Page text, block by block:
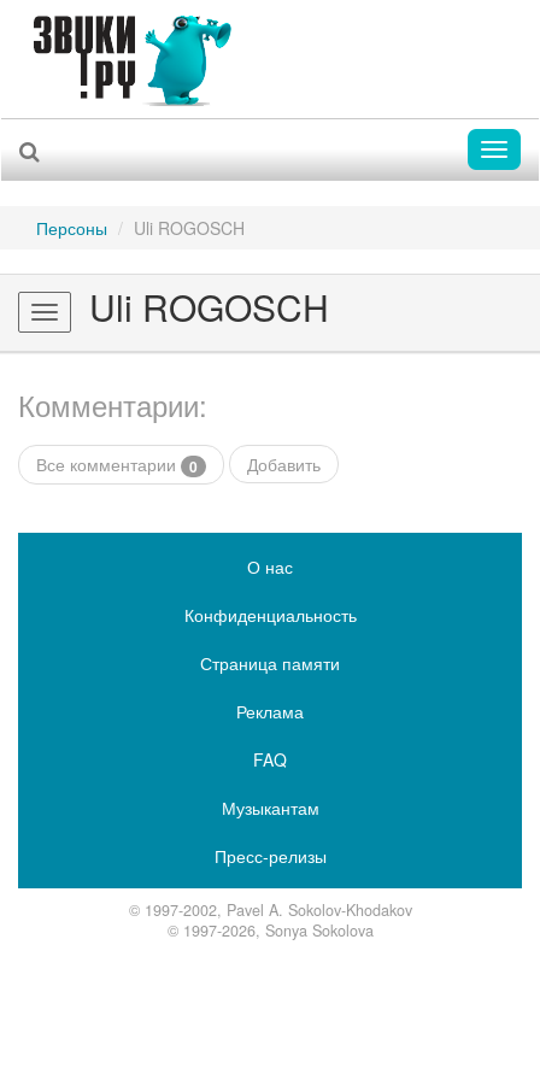
Персоны Uli ROGOSCH
Toggle
navigation
Uli ROGOSCH
Комментарии:
Все комментарии 0 Добавить
О нас
Конфиденциальность
Страница памяти
Реклама
FAQ
Музыкантам
Пресс-релизы
© 1997-2002, Pavel A. Sokolov-Khodakov
© 1997-2026, Sonya Sokolova